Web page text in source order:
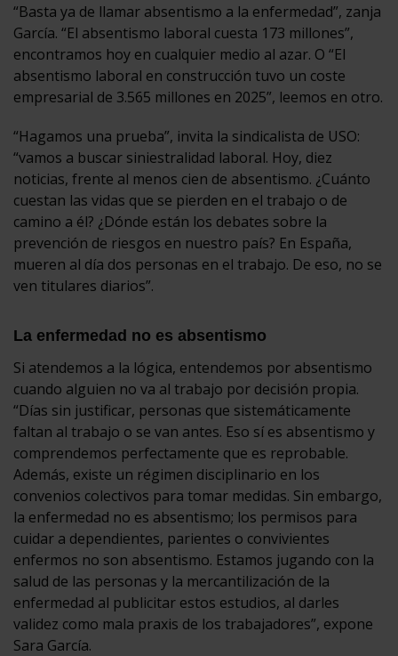
“Basta ya de llamar absentismo a la enfermedad”, zanja
García. “El absentismo laboral cuesta 173 millones”,
encontramos hoy en cualquier medio al azar. O “El
absentismo laboral en construcción tuvo un coste
empresarial de 3.565 millones en 2025”, leemos en otro.
“Hagamos una prueba”, invita la sindicalista de USO:
“vamos a buscar siniestralidad laboral. Hoy, diez
noticias, frente al menos cien de absentismo. ¿Cuánto
cuestan las vidas que se pierden en el trabajo o de
camino a él? ¿Dónde están los debates sobre la
prevención de riesgos en nuestro país? En España,
mueren al día dos personas en el trabajo. De eso, no se
ven titulares diarios”.
La enfermedad no es absentismo
Si atendemos a la lógica, entendemos por absentismo
cuando alguien no va al trabajo por decisión propia.
“Días sin justificar, personas que sistemáticamente
faltan al trabajo o se van antes. Eso sí es absentismo y
comprendemos perfectamente que es reprobable.
Además, existe un régimen disciplinario en los
convenios colectivos para tomar medidas. Sin embargo,
la enfermedad no es absentismo; los permisos para
cuidar a dependientes, parientes o convivientes
enfermos no son absentismo. Estamos jugando con la
salud de las personas y la mercantilización de la
enfermedad al publicitar estos estudios, al darles
validez como mala praxis de los trabajadores”, expone
Sara García.